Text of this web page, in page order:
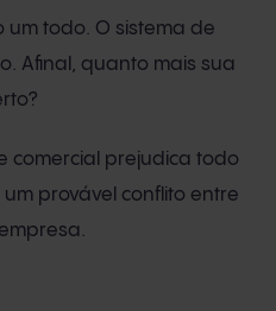
um todo. O sistema de
Afinal, quanto mais sua
comercial prejudica todo
provável conflito entre